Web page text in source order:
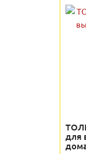
для